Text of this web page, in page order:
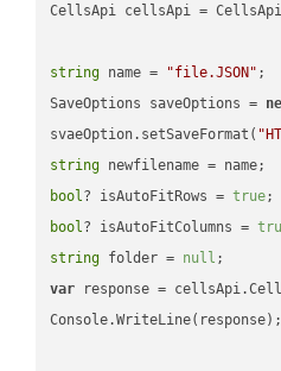
CellsApi cellsApi =
string name = "file.JSON" ;
SaveOptions saveOptions =
svaeOption.setSaveFormat(
string
bool? isAutoFitRows = true
bool? isAutoFitColumns =
string folder = null
var response =
Console.WriteLine(response);